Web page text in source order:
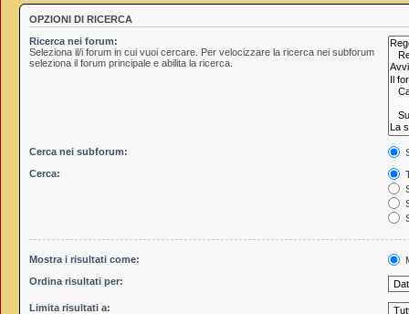
OPZIONI DI RICERCA
Ricerca nei forum:
Seleziona il/i forum in cui vuoi cercare. Per velocizzare la ricerca nei subforum
seleziona il forum principale e abilita la ricerca.
Cerca nei subforum:
Cerca:
Mostra i risultati come:
Ordina risultati per:
Limita risultati a: